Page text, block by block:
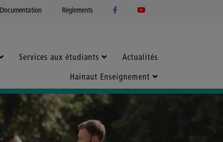
Documentation Règlements
Services aux étudiants Actualités
Hainaut Enseignement